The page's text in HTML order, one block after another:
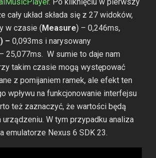
cały układ składa się z 27 widoków,
w czasie ( Measure) – 0,246ms,
– 0,093ms i narysowany
– 25,077ms. W sumie to daje nam
takim czasie mogą występować
z pomijaniem ramek, ale efekt ten
wpływu na funkcjonowanie interfejsu
też zaznaczyć, że wartości będą
urządzeniu. W tym przypadku analiza
emulatorze Nexus 6 SDK 23.